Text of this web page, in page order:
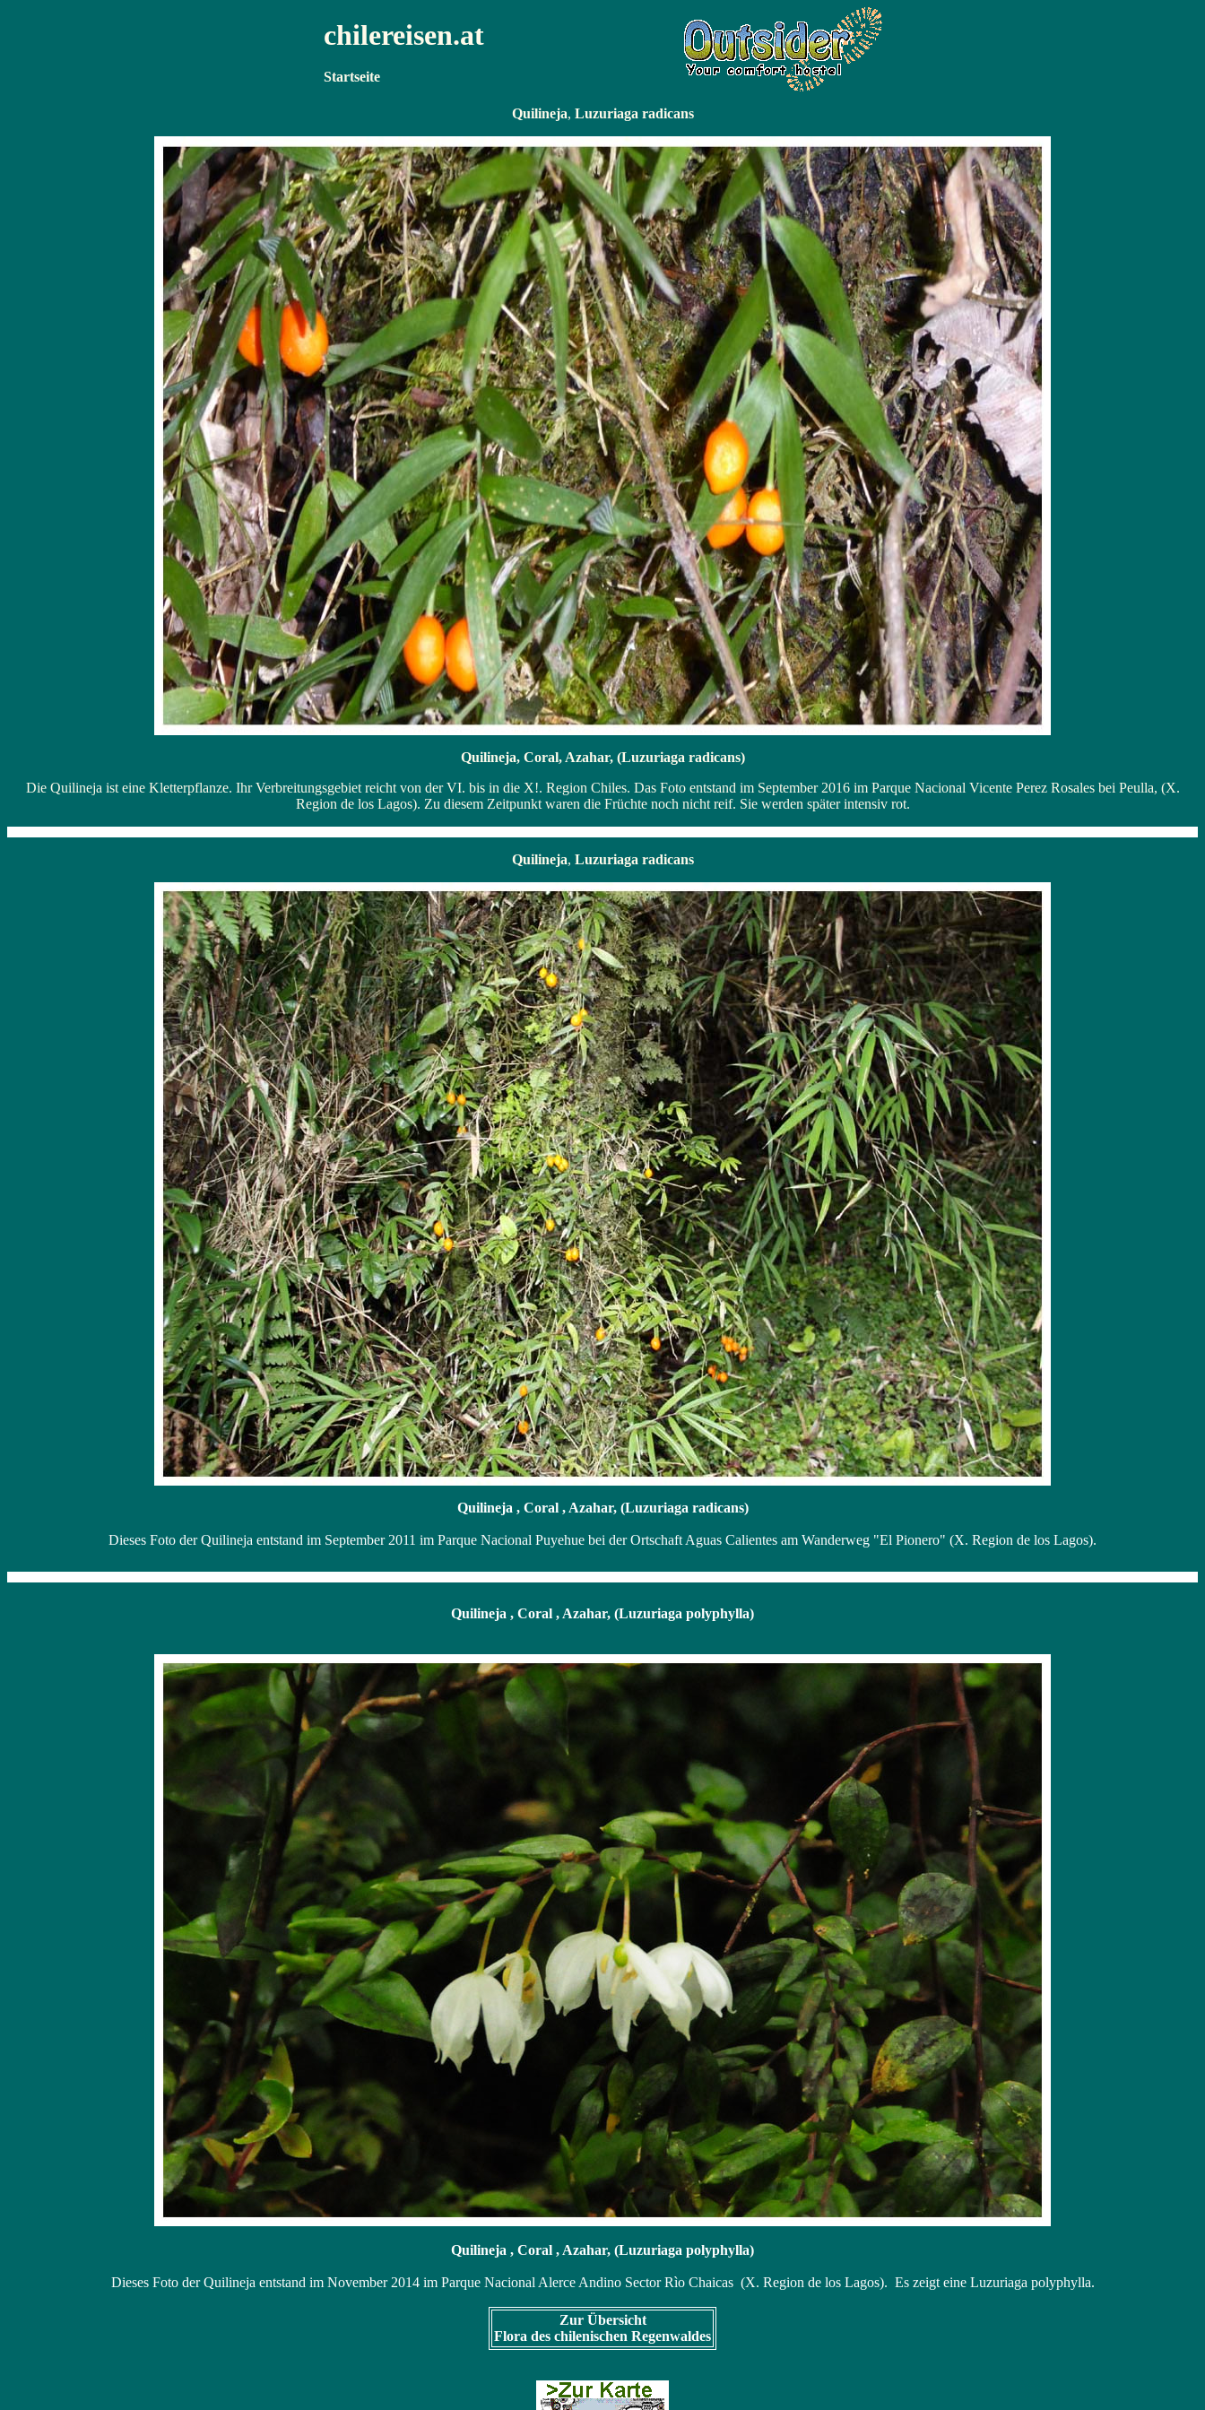
chilereisen.at
Startseite
Quilineja, Luzuriaga radicans
Quilineja, Coral, Azahar, (Luzuriaga radicans)
Die Quilineja ist eine Kletterpflanze. Ihr Verbreitungsgebiet reicht von der VI. bis in die X!. Region Chiles. Das Foto entstand im September 2016 im Parque Nacional Vicente Perez Rosales bei Peulla, (X.
Region de los Lagos). Zu diesem Zeitpunkt waren die Früchte noch nicht reif. Sie werden später intensiv rot.
Quilineja, Luzuriaga radicans
Quilineja , Coral , Azahar, (Luzuriaga radicans)
Dieses Foto der Quilineja entstand im September 2011 im Parque Nacional Puyehue bei der Ortschaft Aguas Calientes am Wanderweg "El Pionero" (X. Region de los Lagos).
Quilineja , Coral , Azahar, (Luzuriaga polyphylla)
Quilineja , Coral , Azahar, (Luzuriaga polyphylla)
Dieses Foto der Quilineja entstand im November 2014 im Parque Nacional Alerce Andino Sector Rìo Chaicas (X. Region de los Lagos). Es zeigt eine Luzuriaga polyphylla.
Zur Übersicht
Flora des chilenischen Regenwaldes